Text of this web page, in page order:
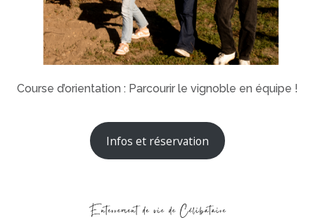
Course d’orientation : Parcourir le vignoble en équipe !
Infos et réservation